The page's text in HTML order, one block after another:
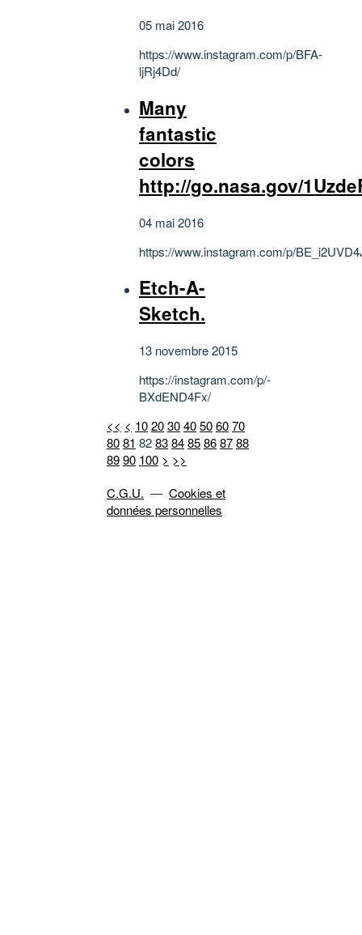
05 mai 2016
https://www.instagram.com/p/BFA-
ljRj4Dd/
Many
fantastic
colors
http://go.nasa.gov/
04 mai 2016
https://www.instagram.com/p/
Etch-A-
Sketch.
13 novembre 2015
https://instagram.com/p/-
BXdEND4Fx/
<< < 10203040506070
8081 82838485868788
8990 100 > >>
C.G.U. — Cookies et
données personnelles